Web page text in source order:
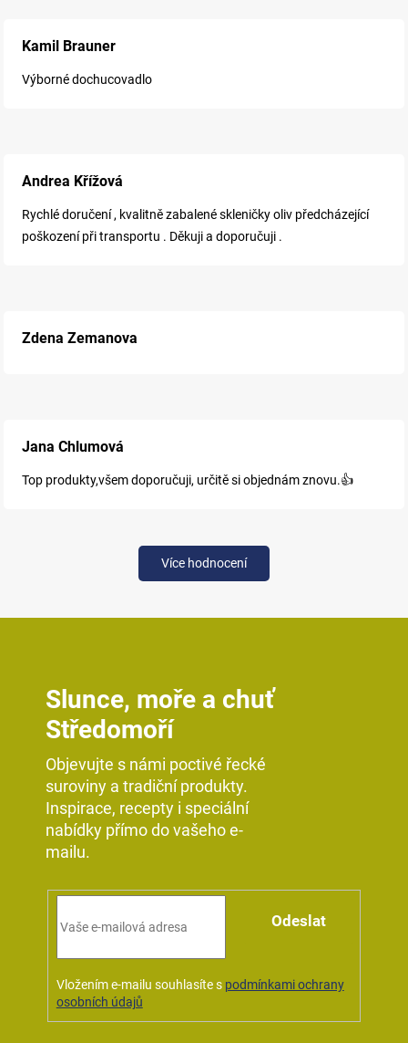
Kamil Brauner
Výborné dochucovadlo
Andrea Křížová
Rychlé doručení , kvalitně zabalené skleničky oliv předcházející
poškození při transportu . Děkuji a doporučuji .
Zdena Zemanova
Jana Chlumová
Top produkty,všem doporučuji, určitě si objednám znovu.👍
Více hodnocení
Slunce, moře a chuť
Středomoří
Objevujte s námi poctivé řecké
suroviny a tradiční produkty.
Inspirace, recepty i speciální
nabídky přímo do vašeho e-
mailu.
Vložením e-mailu souhlasíte s podmínkami ochrany
osobních údajů
Odeslat